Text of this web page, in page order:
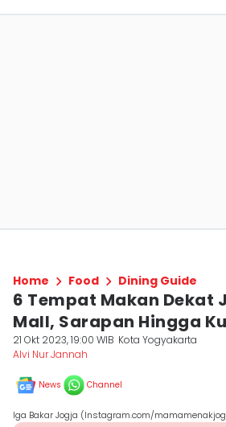
Home Food Dining Guide
6 Tempat Makan Dekat
Mall, Sarapan Hingga
21 Okt 2023, 19:00 WIB Kota Yogyakarta
Alvi Nur Jannah
News Channel
Iga Bakar Jogja (Instagram.com/